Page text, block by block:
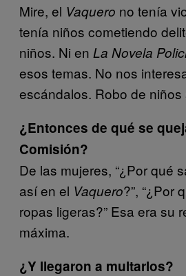
Mire, el Vaquero no tenía
tenía niños cometiendo
niños. Ni en La Novela
esos temas. No nos
escándalos. Robo de
¿Entonces de qué se
Comisión?
De las mujeres, “¿Por qué
así en el Vaquero?”, “¿Por
ropas ligeras?” Esa era su
máxima.
¿Y llegaron a multarlos?